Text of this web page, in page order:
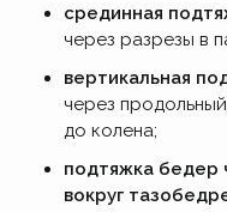
срединная
через разрезы в
вертикальная
через
до колена;
подтяжка бедер
вокруг